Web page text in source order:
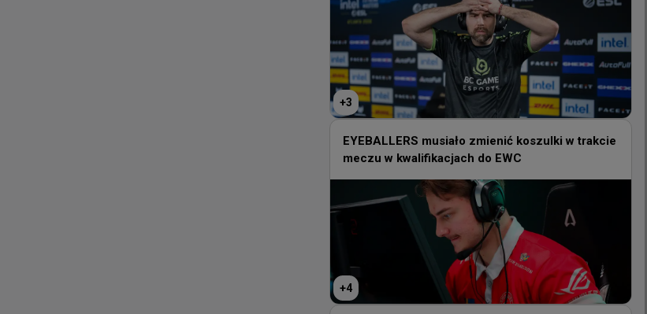
+
EYEBALLERS musiało zmienić koszulki w trakcie
meczu w kwalifikacjach do EWC
Wg VRS to Phantom ma najtrudniejszą drogę do
+3
EYEBALLERS musiało zmienić koszulki w trakcie
meczu w kwalifikacjach do EWC
+4